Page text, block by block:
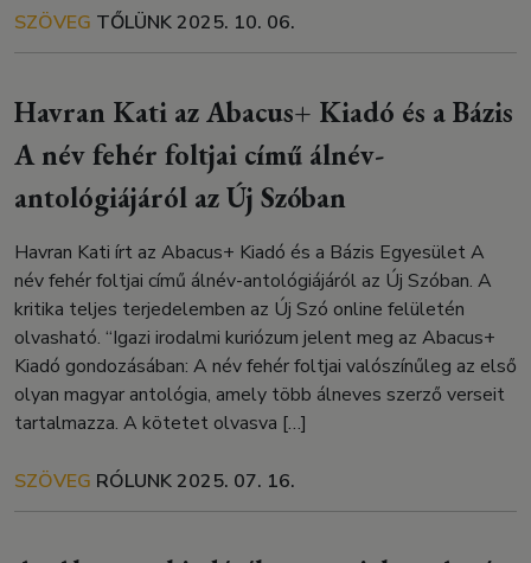
SZÖVEG TŐLÜNK2025. 10. 06.
Havran Kati az Abacus+ Kiadó és a Bázis
A név fehér foltjai című álnév-
antológiájáról az Új Szóban
Havran Kati írt az Abacus+ Kiadó és a Bázis Egyesület A
név fehér foltjai című álnév-antológiájáról az Új Szóban. A
kritika teljes terjedelemben az Új Szó online felületén
olvasható. “Igazi irodalmi kuriózum jelent meg az Abacus+
Kiadó gondozásában: A név fehér foltjai valószínűleg az első
olyan magyar antológia, amely több álneves szerző verseit
tartalmazza. A kötetet olvasva […]
SZÖVEG RÓLUNK2025. 07. 16.